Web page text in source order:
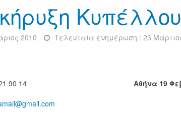
2010 Τελευταία ενημέρωση : 23
21 21 21 90 14 Αθήνα 19